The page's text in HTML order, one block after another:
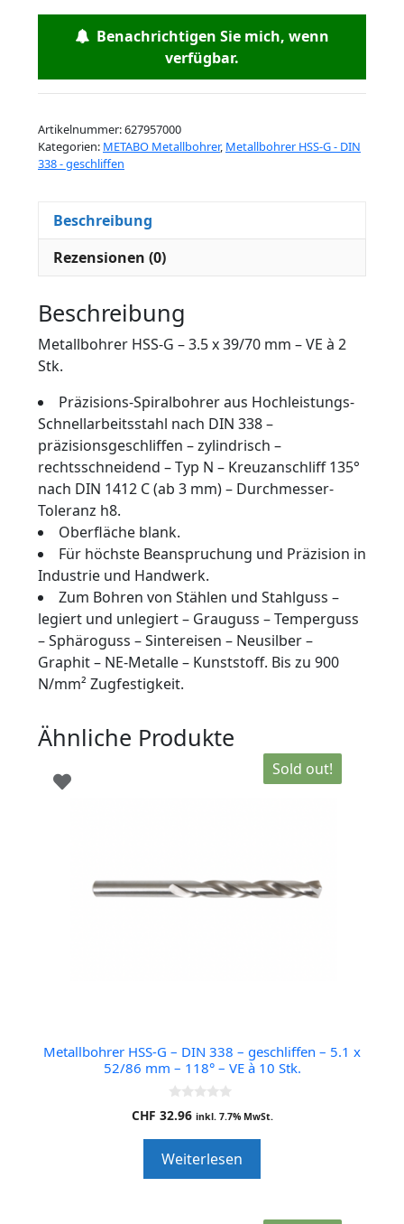
Benachrichtigen Sie mich, wenn
verfügbar.
Artikelnummer:627957000
Kategorien: METABO Metallbohrer, Metallbohrer HSS-G - DIN
338 - geschliffen
Beschreibung
Rezensionen (0)
Beschreibung
Metallbohrer HSS-G – 3.5 x 39/70 mm – VE à 2
Stk.
Präzisions-Spiralbohrer aus Hochleistungs-
Schnellarbeitsstahl nach DIN 338 –
präzisionsgeschliffen – zylindrisch –
rechtsschneidend – Typ N – Kreuzanschliff 135°
nach DIN 1412 C (ab 3 mm) – Durchmesser-
Toleranz h8.
Oberfläche blank.
Für höchste Beanspruchung und Präzision in
Industrie und Handwerk.
Zum Bohren von Stählen und Stahlguss –
legiert und unlegiert – Grauguss – Temperguss
– Sphäroguss – Sintereisen – Neusilber –
Graphit – NE-Metalle – Kunststoff. Bis zu 900
N/mm² Zugfestigkeit.
Ähnliche Produkte
Sold out!
Metallbohrer HSS-G – DIN 338 – geschliffen – 5.1 x
52/86 mm – 118° – VE à 10 Stk.
0
o
o
f
5
CHF 32.96 inkl. 7.7% MwSt.
Weiterlesen